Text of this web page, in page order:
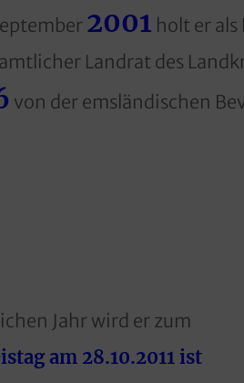
2001 holt er
Landrat des
von der emsländischen
Jahr wird er zum
am 28.10.2011 ist